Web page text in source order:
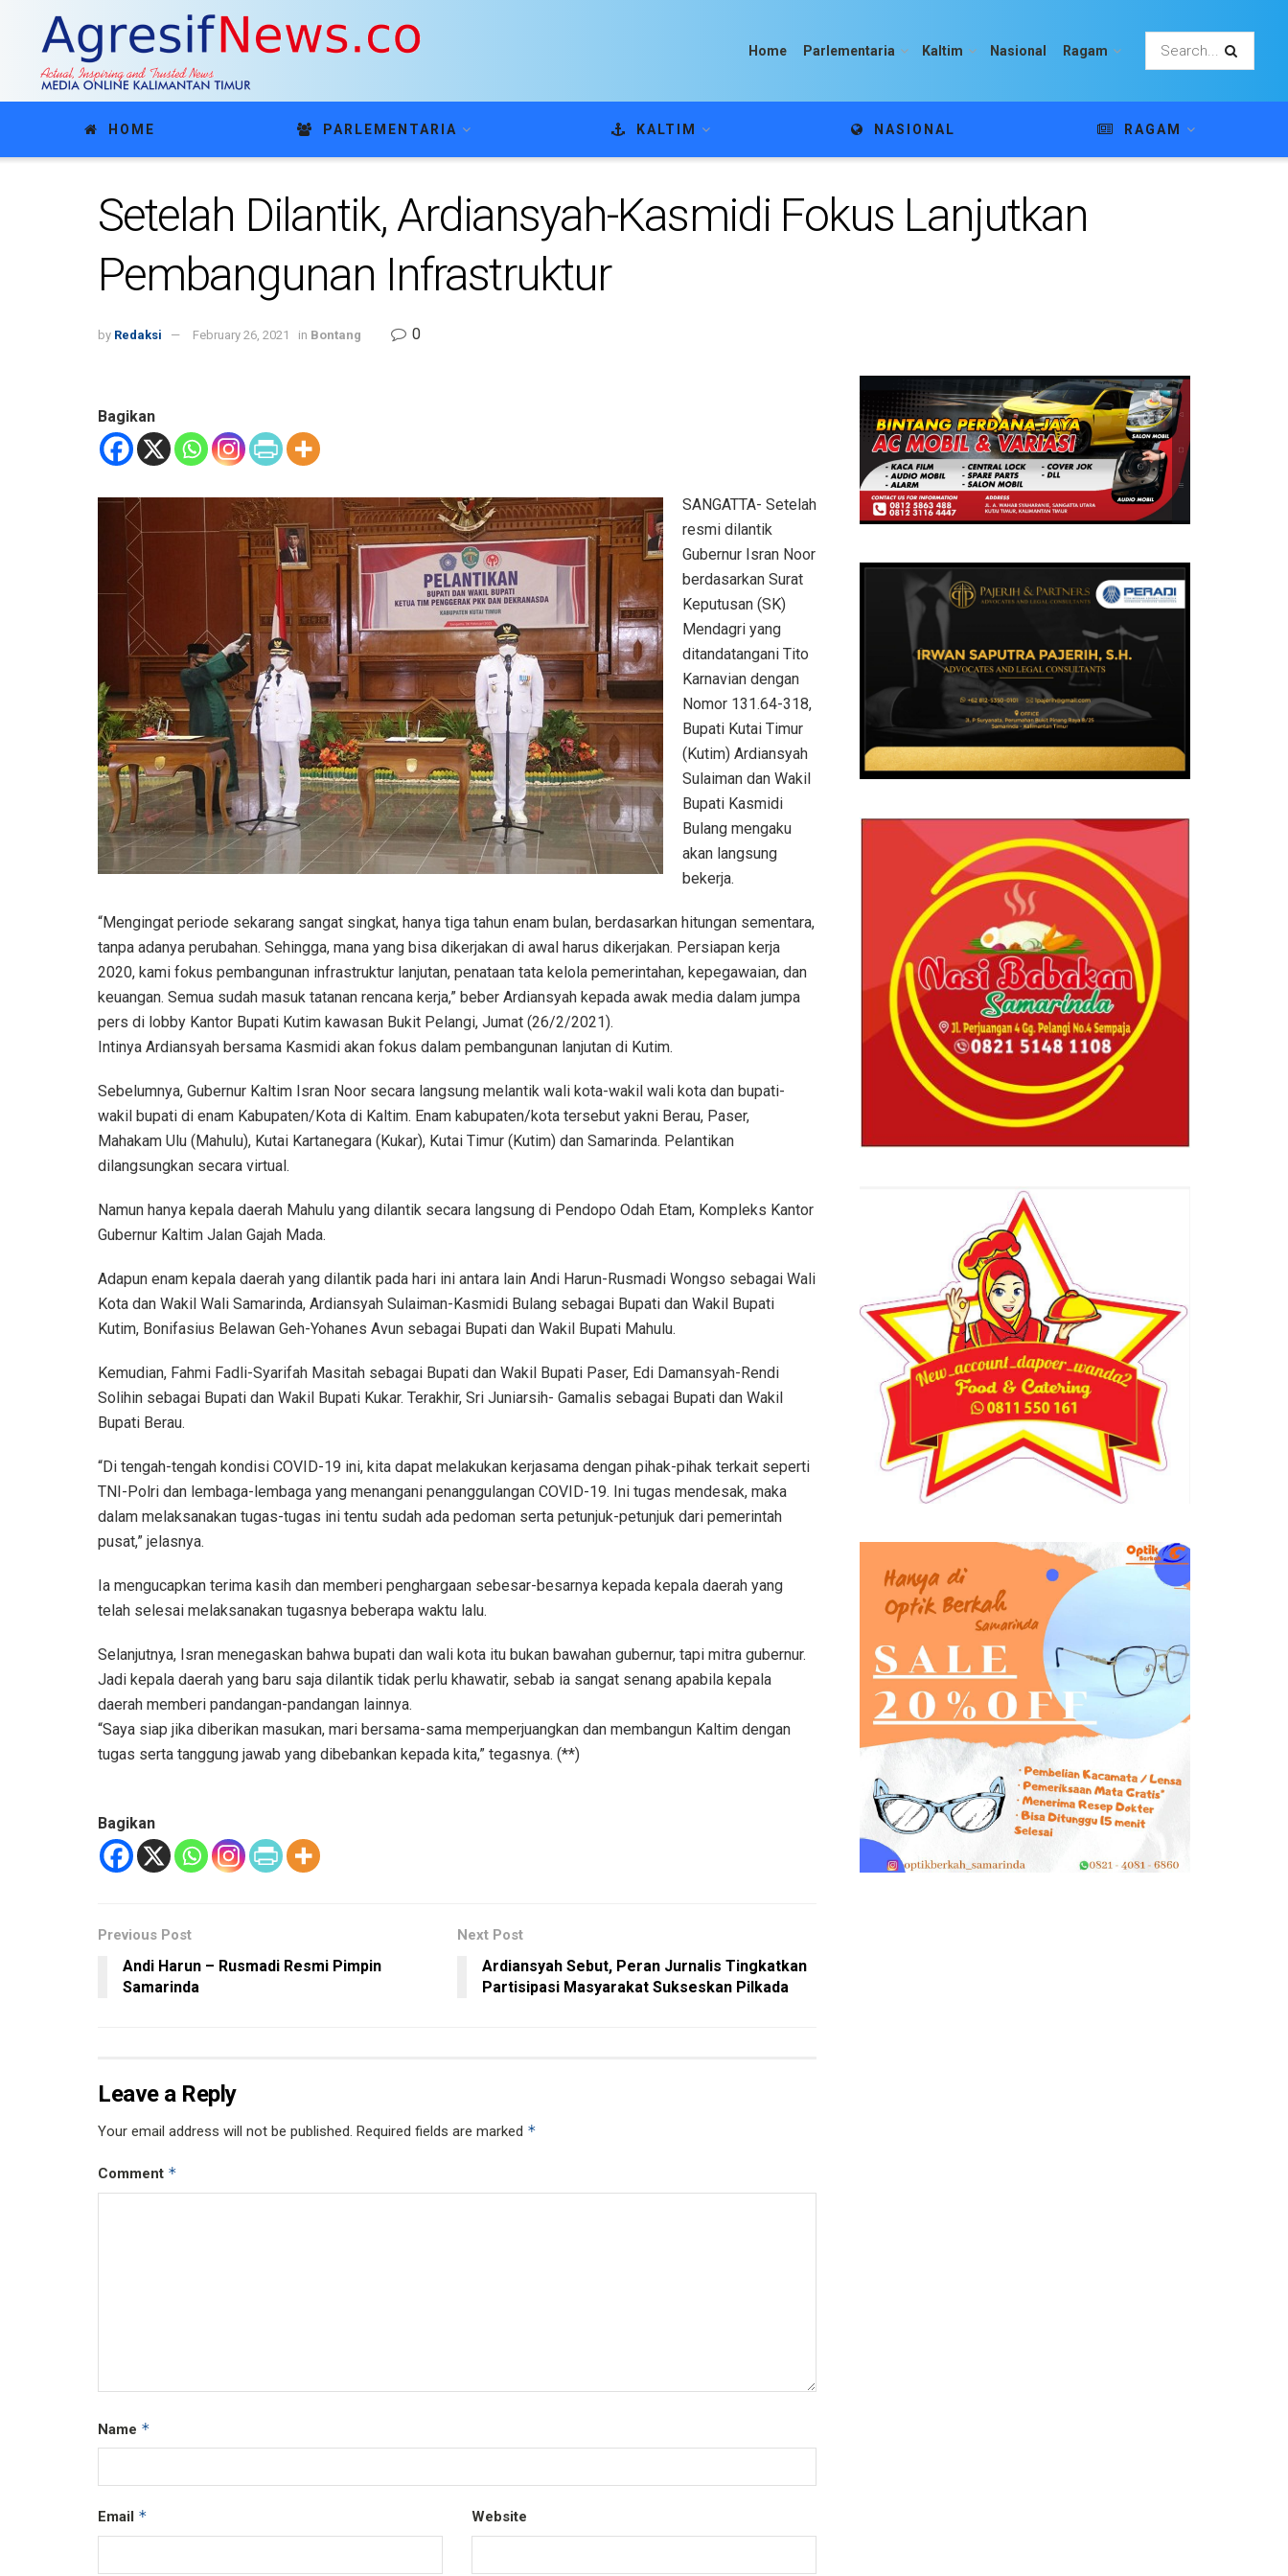
Home Parlementaria Kaltim Nasional Ragam
HOME PARLEMENTARIA KALTIM NASIONAL RAGAM
Setelah Dilantik, Ardiansyah-Kasmidi Fokus Lanjutkan
Pembangunan Infrastruktur
by Redaksi February 26, 2021 in Bontang 0
Bagikan
SANGATTA- Setelah
resmi dilantik
Gubernur Isran Noor
berdasarkan Surat
Keputusan (SK)
Mendagri yang
ditandatangani Tito
Karnavian dengan
Nomor 131.64-318,
Bupati Kutai Timur
(Kutim) Ardiansyah
Sulaiman dan Wakil
Bupati Kasmidi
Bulang mengaku
akan langsung
bekerja.
“Mengingat periode sekarang sangat singkat, hanya tiga tahun enam bulan, berdasarkan hitungan sementara,
tanpa adanya perubahan. Sehingga, mana yang bisa dikerjakan di awal harus dikerjakan. Persiapan kerja
2020, kami fokus pembangunan infrastruktur lanjutan, penataan tata kelola pemerintahan, kepegawaian, dan
keuangan. Semua sudah masuk tatanan rencana kerja,” beber Ardiansyah kepada awak media dalam jumpa
pers di lobby Kantor Bupati Kutim kawasan Bukit Pelangi, Jumat (26/2/2021).
Intinya Ardiansyah bersama Kasmidi akan fokus dalam pembangunan lanjutan di Kutim.
Sebelumnya, Gubernur Kaltim Isran Noor secara langsung melantik wali kota-wakil wali kota dan bupati-
wakil bupati di enam Kabupaten/Kota di Kaltim. Enam kabupaten/kota tersebut yakni Berau, Paser,
Mahakam Ulu (Mahulu), Kutai Kartanegara (Kukar), Kutai Timur (Kutim) dan Samarinda. Pelantikan
dilangsungkan secara virtual.
Namun hanya kepala daerah Mahulu yang dilantik secara langsung di Pendopo Odah Etam, Kompleks Kantor
Gubernur Kaltim Jalan Gajah Mada.
Adapun enam kepala daerah yang dilantik pada hari ini antara lain Andi Harun-Rusmadi Wongso sebagai Wali
Kota dan Wakil Wali Samarinda, Ardiansyah Sulaiman-Kasmidi Bulang sebagai Bupati dan Wakil Bupati
Kutim, Bonifasius Belawan Geh-Yohanes Avun sebagai Bupati dan Wakil Bupati Mahulu.
Kemudian, Fahmi Fadli-Syarifah Masitah sebagai Bupati dan Wakil Bupati Paser, Edi Damansyah-Rendi
Solihin sebagai Bupati dan Wakil Bupati Kukar. Terakhir, Sri Juniarsih- Gamalis sebagai Bupati dan Wakil
Bupati Berau.
“Di tengah-tengah kondisi COVID-19 ini, kita dapat melakukan kerjasama dengan pihak-pihak terkait seperti
TNI-Polri dan lembaga-lembaga yang menangani penanggulangan COVID-19. Ini tugas mendesak, maka
dalam melaksanakan tugas-tugas ini tentu sudah ada pedoman serta petunjuk-petunjuk dari pemerintah
pusat,” jelasnya.
Ia mengucapkan terima kasih dan memberi penghargaan sebesar-besarnya kepada kepala daerah yang
telah selesai melaksanakan tugasnya beberapa waktu lalu.
Selanjutnya, Isran menegaskan bahwa bupati dan wali kota itu bukan bawahan gubernur, tapi mitra gubernur.
Jadi kepala daerah yang baru saja dilantik tidak perlu khawatir, sebab ia sangat senang apabila kepala
daerah memberi pandangan-pandangan lainnya.
“Saya siap jika diberikan masukan, mari bersama-sama memperjuangkan dan membangun Kaltim dengan
tugas serta tanggung jawab yang dibebankan kepada kita,” tegasnya. (**)
Bagikan
Previous Post
Andi Harun – Rusmadi Resmi Pimpin
Samarinda
Next Post
Ardiansyah Sebut, Peran Jurnalis Tingkatkan
Partisipasi Masyarakat Sukseskan Pilkada
Leave a Reply
Your email address will not be published. Required fields are marked *
Comment *
Name *
Email * Website